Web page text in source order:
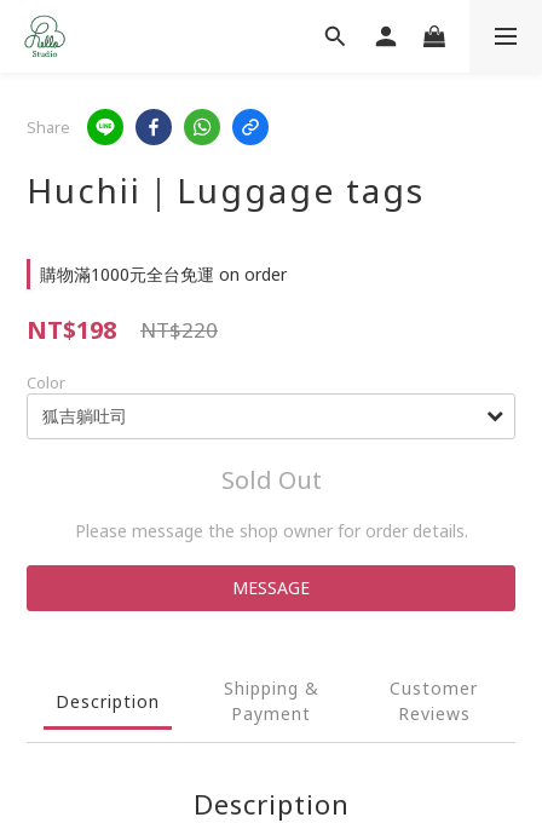
Share
Huchii｜Luggage tags
購物滿1000元全台免運 on order
NT$198 NT$220
Color
Sold Out
Please message the shop owner for order details.
MESSAGE
Description
Shipping &
Payment
Customer
Reviews
Description